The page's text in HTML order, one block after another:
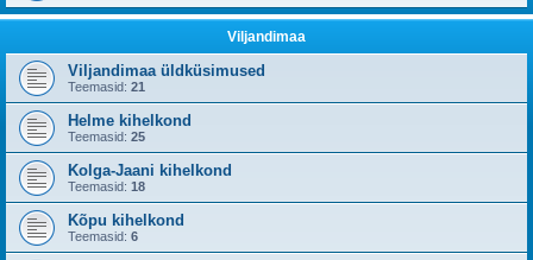
Viljandimaa
Viljandimaa üldküsimused
Teemasid: 21
Helme kihelkond
Teemasid: 25
Kolga-Jaani kihelkond
Teemasid: 18
Kõpu kihelkond
Teemasid: 6